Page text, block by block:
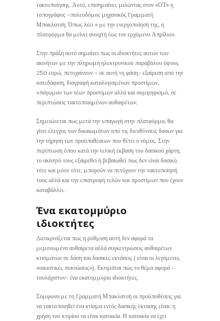
τακτοποίησης. Αυτό, επισημαίνει, μιλώντας στον «ΟΤ» η
τοπογράφος –πολεοδόμος μηχανικός Γραμματή
Μπακλατσή. Όπως λέει « με την ενεργοποίησή της, η
πλατφόρμα θα μείνει ανοιχτή έως τον ερχόμενο Απρίλιο».
Στην πράξη αυτό σημαίνει πως οι ιδιοκτήτες αυτών των
ακινήτων με την πληρωμή ηλεκτρονικού παραβόλου ύψους
250 ευρώ, πετυχαίνουν – σε αυτή τη φάση- εξαίρεση από την
κατεδάφιση, διαγραφή καταλογισμένων προστίμων,
«πάγωμα» των νέων προστίμων αλλά και συμψηφισμό, σε
περιπτώσεις τακτοποιημένων αυθαιρέτων.
Σημειώνεται πως μετά την υπαγωγή στην πλατφόρμα, θα
γίνει έλεγχος των δικαιωμάτων από τις διευθύνσεις δασών για
την τήρηση των προϋποθέσεων που θέτει ο νόμος. Στην
περίπτωση όπου κατά την τελική έκβαση του δασικού χάρτη,
το ακίνητό τους εξαιρεθεί ή βεβαιωθεί πως δεν είναι δασικό,
τότε και μόνο τότε, μπορούν να πετύχουν την τακτοποίησή
τους αλλά και την επιστροφή τελών και προστίμων που έχουν
καταβάλλει.
Ένα εκατομμύριο
ιδιοκτήτες
Διευκρινίζεται πως η ρύθμιση αυτή δεν αφορά τα
μεμονωμένα αυθαίρετα αλλά συγκεντρώσεις αυθαιρέτων
κτισμάτων σε δάση και δασικές εκτάσεις ( είναι οι λεγόμενες
«οικιστικές πυκνώσεις»). Εκτιμάται πως το θέμα αφορά –
τουλάχιστον- ένα εκατομμύριο ιδιοκτήτες.
Σύμφωνα με τη Γραμματή Μπακλατσή οι προϋποθέσεις για
να τακτοποιηθεί ένα κτίσμα εντός δασικής έκτασης είναι: η
χρήση του κτιρίου να είναι κατοικία. Η κατοικία να έχει